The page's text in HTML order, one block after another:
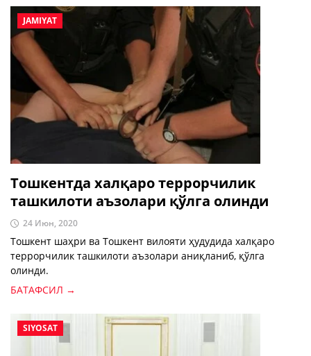
JAMIYAT
Тошкентда халқаро террорчилик
ташкилоти аъзолари қўлга олинди
24 Июн, 2020
Тошкент шаҳри ва Тошкент вилояти ҳудудида халқаро
террорчилик ташкилоти аъзолари аниқланиб, қўлга
олинди.
БАТАФСИЛ →
SIYOSAT